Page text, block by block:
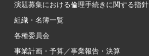
演題募集における倫理手続きに関する指針
組織・名簿一覧
各種委員会
事業計画・予算／事業報告・決算